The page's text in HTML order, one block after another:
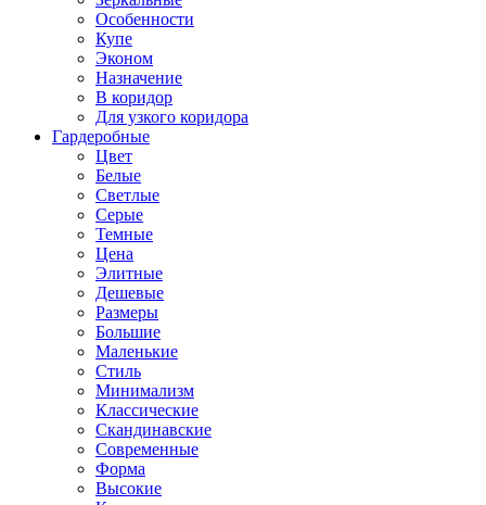
Особенности
Купе
Эконом
Назначение
В коридор
Для узкого коридора
Гардеробные
Цвет
Белые
Светлые
Серые
Темные
Цена
Элитные
Дешевые
Размеры
Большие
Маленькие
Стиль
Минимализм
Классические
Скандинавские
Современные
Форма
Высокие